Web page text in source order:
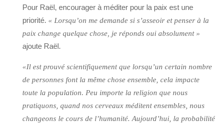
Pour Raël, encourager à méditer pour la paix est une
priorité. « Lorsqu’on me demande si s’asseoir et penser à la
paix change quelque chose, je réponds oui absolument »
ajoute Raël.
«Il est prouvé scientifiquement que lorsqu’un certain nombre
de personnes font la même chose ensemble, cela impacte
toute la population. Peu importe la religion que nous
pratiquons, quand nos cerveaux méditent ensembles, nous
changeons le cours de l’humanité. Aujourd’hui, la probabilité